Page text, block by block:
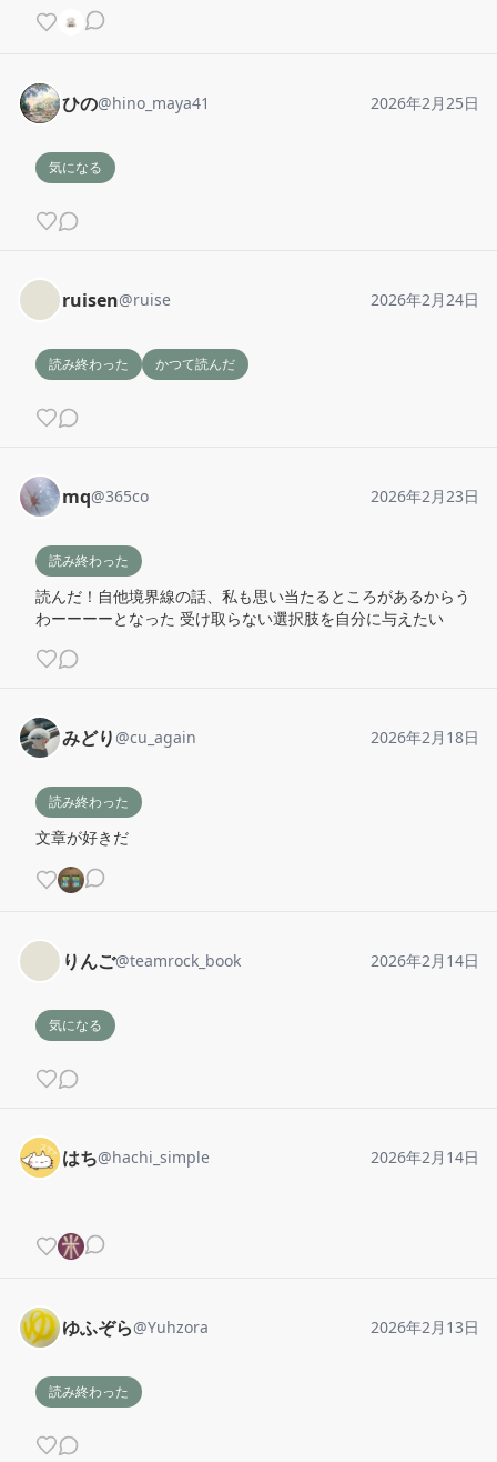
ひの@hino_maya41 2026年2月25日
気になる
ruisen@ruise 2026年2月24日
読み終わった かつて読んだ
mq@365co 2026年2月23日
読み終わった
読んだ！自他境界線の話、私も思い当たるところがあるからう
わーーーーとなった 受け取らない選択肢を自分に与えたい
みどり @cu_again 2026年2月18日
読み終わった
文章が好きだ
りんご@teamrock_book 2026年2月14日
気になる
はち@hachi_simple 2026年2月14日
ゆふぞら@Yuhzora 2026年2月13日
読み終わった